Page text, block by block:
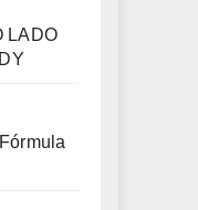
LADO